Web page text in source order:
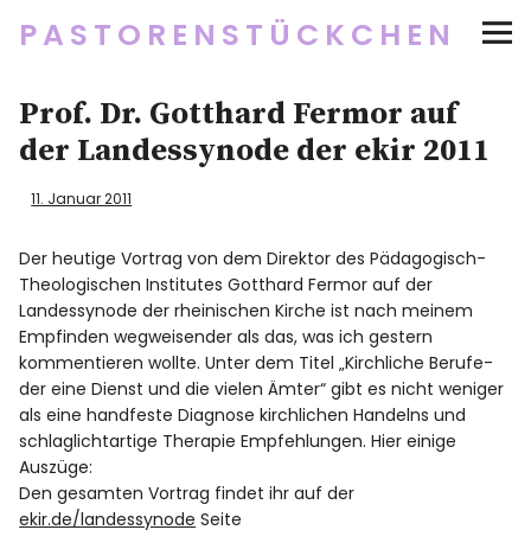
PASTORENSTÜCKCHEN
Startseite
Über
Newsletter
Impressum/Datenschutz
TwitterRSS
Spotify
Prof. Dr. Gotthard Fermor auf
der Landessynode der ekir 2011
11. Januar 2011
Der heutige Vortrag von dem Direktor des Pädagogisch-
Theologischen Institutes Gotthard Fermor auf der
Landessynode der rheinischen Kirche ist nach meinem
Empfinden wegweisender als das, was ich gestern
kommentieren wollte. Unter dem Titel „Kirchliche Berufe-
der eine Dienst und die vielen Ämter“ gibt es nicht weniger
als eine handfeste Diagnose kirchlichen Handelns und
schlaglichtartige Therapie Empfehlungen. Hier einige
Auszüge:
Den gesamten Vortrag findet ihr auf der
ekir.de/landessynode Seite